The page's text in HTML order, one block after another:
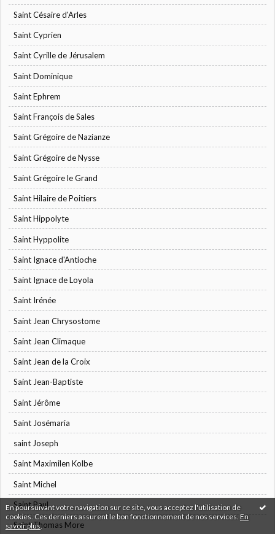
En poursuivant votre navigation sur ce site, vous acceptez l'utilisation de
cookies. Ces derniers assurent le bon fonctionnement de nos services. En
savoir plus.
Saint Césaire d'Arles
Saint Cyprien
Saint Cyrille de Jérusalem
Saint Dominique
Saint Ephrem
Saint François de Sales
Saint Grégoire de Nazianze
Saint Grégoire de Nysse
Saint Grégoire le Grand
Saint Hilaire de Poitiers
Saint Hippolyte
Saint Hyppolite
Saint Ignace d'Antioche
Saint Ignace de Loyola
Saint Irénée
Saint Jean Chrysostome
Saint Jean Climaque
Saint Jean de la Croix
Saint Jean-Baptiste
Saint Jérôme
Saint Josémaria
saint Joseph
Saint Maximilen Kolbe
Saint Michel
Saint Paul
Saint Thomas More